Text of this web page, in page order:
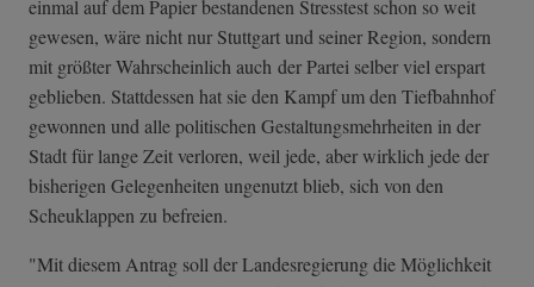
einmal auf dem Papier bestandenen Stresstest schon so weit
gewesen, wäre nicht nur Stuttgart und seiner Region, sondern
mit größter Wahrscheinlich auch der Partei selber viel erspart
geblieben. Stattdessen hat sie den Kampf um den Tiefbahnhof
gewonnen und alle politischen Gestaltungsmehrheiten in der
Stadt für lange Zeit verloren, weil jede, aber wirklich jede der
bisherigen Gelegenheiten ungenutzt blieb, sich von den
Scheuklappen zu befreien.
"Mit diesem Antrag soll der Landesregierung die Möglichkeit